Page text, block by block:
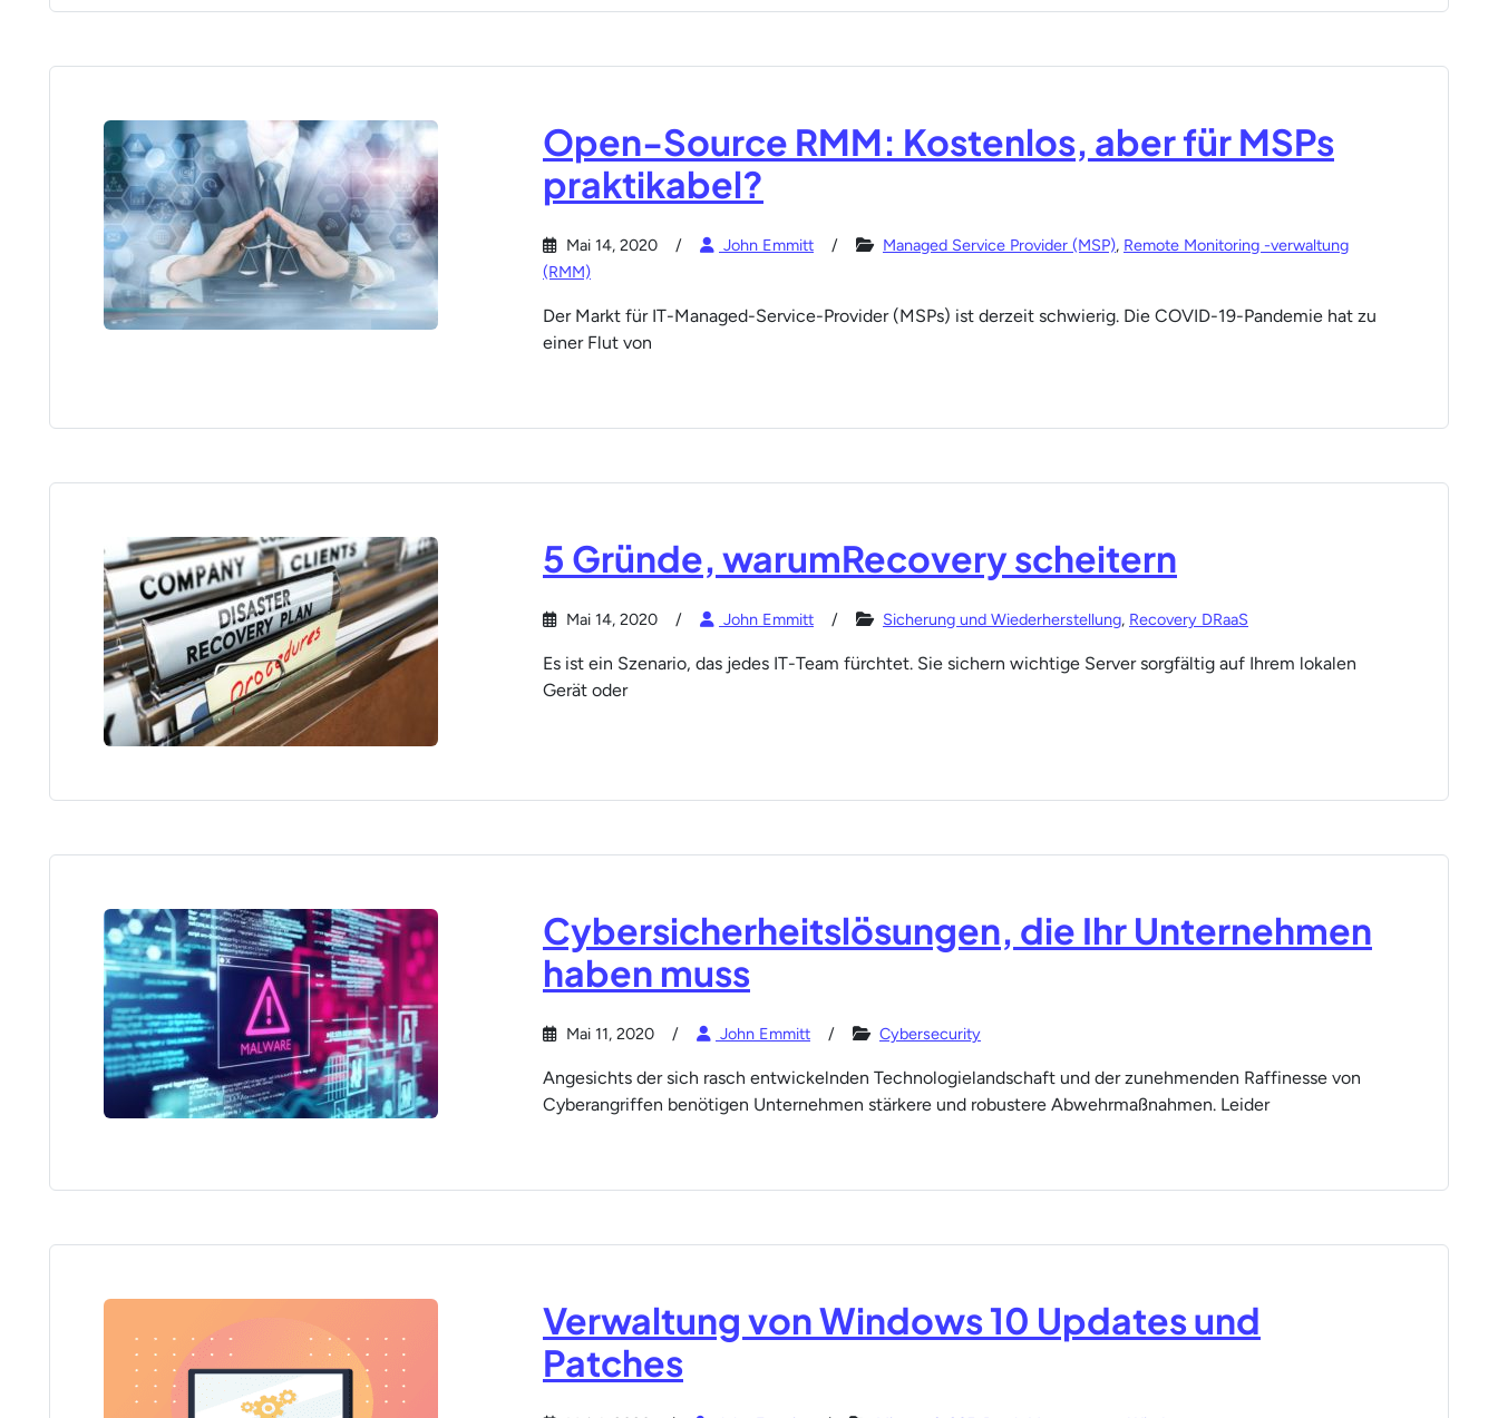
Open-Source RMM: Kostenlos, aber für MSPs
praktikabel?
Mai 14, 2020 John Emmitt Managed Service Provider (MSP), Remote Monitoring -verwaltung
(RMM)
Der Markt für IT-Managed-Service-Provider (MSPs) ist derzeit schwierig. Die COVID-19-Pandemie hat zu
einer Flut von
5 Gründe, warumRecovery scheitern
Mai 14, 2020 John Emmitt Sicherung und Wiederherstellung, Recovery DRaaS
Es ist ein Szenario, das jedes IT-Team fürchtet. Sie sichern wichtige Server sorgfältig auf Ihrem lokalen
Gerät oder
Cybersicherheitslösungen, die Ihr Unternehmen
haben muss
Mai 11, 2020 John Emmitt Cybersecurity
Angesichts der sich rasch entwickelnden Technologielandschaft und der zunehmenden Raffinesse von
Cyberangriffen benötigen Unternehmen stärkere und robustere Abwehrmaßnahmen. Leider
Verwaltung von Windows 10 Updates und
Patches